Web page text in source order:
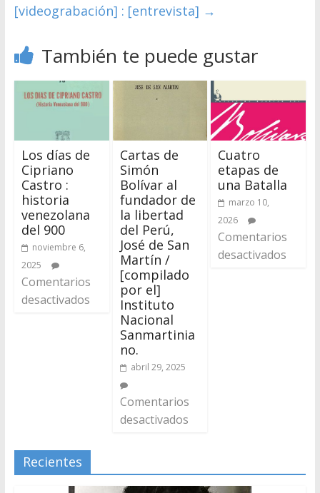
[videograbación] : [entrevista] →
También te puede gustar
Los días de
Cipriano
Castro :
historia
venezolana
del 900
noviembre 6,
2025
Comentarios
desactivados
Cartas de
Simón
Bolívar al
fundador de
la libertad
del Perú,
José de San
Martín /
[compilado
por el]
Instituto
Nacional
Sanmartinia
no.
abril 29, 2025
Comentarios
desactivados
Cuatro
etapas de
una Batalla
marzo 10,
2026
Comentarios
desactivados
Recientes